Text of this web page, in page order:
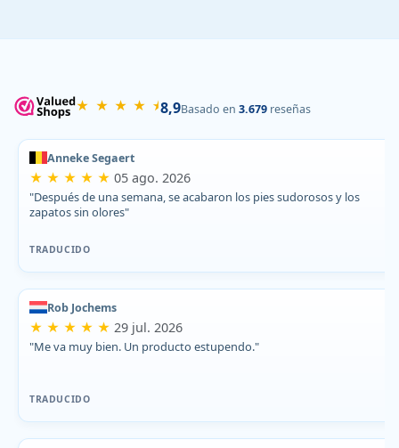
★ ★ ★ ★ ⯨8,9Basado en 3.679reseñas
Anneke Segaert
★ ★ ★ ★ ★ 05 ago. 2026
"Después de una semana, se acabaron los pies sudorosos y los
zapatos sin olores"
TRADUCIDO
Rob Jochems
★ ★ ★ ★ ★ 29 jul. 2026
"Me va muy bien. Un producto estupendo."
TRADUCIDO